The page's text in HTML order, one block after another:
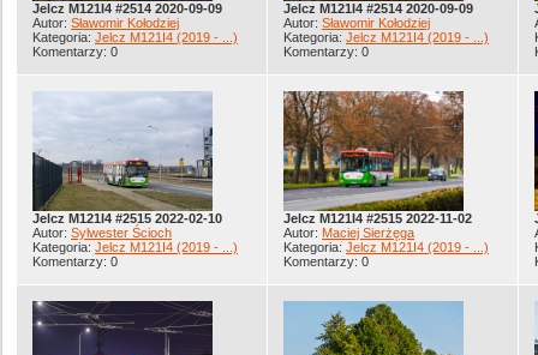
Jelcz M121I4 #2514 2020-09-09
Autor: Sławomir Kołodziej
Kategoria: Jelcz M121I4 (2019 - ...)
Komentarzy: 0
Jelcz M121I4 #2514 2020-09-09
Autor: Sławomir Kołodziej
Kategoria: Jelcz M121I4 (2019 - ...)
Komentarzy: 0
Jelcz M121I4 #2515 2022-02-10
Autor: Sylwester Ścioch
Kategoria: Jelcz M121I4 (2019 - ...)
Komentarzy: 0
Jelcz M121I4 #2515 2022-11-02
Autor: Maciej Sierżęga
Kategoria: Jelcz M121I4 (2019 - ...)
Komentarzy: 0